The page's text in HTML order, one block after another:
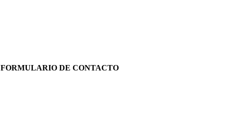
FORMULARIO DE CONTACTO